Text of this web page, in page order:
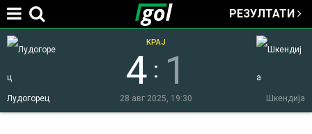
Jump to navigation
РЕЗУЛТАТИ
Лудогорец Шкендија
4 : 1
КРАЈ
28 авг 2025, 19:30